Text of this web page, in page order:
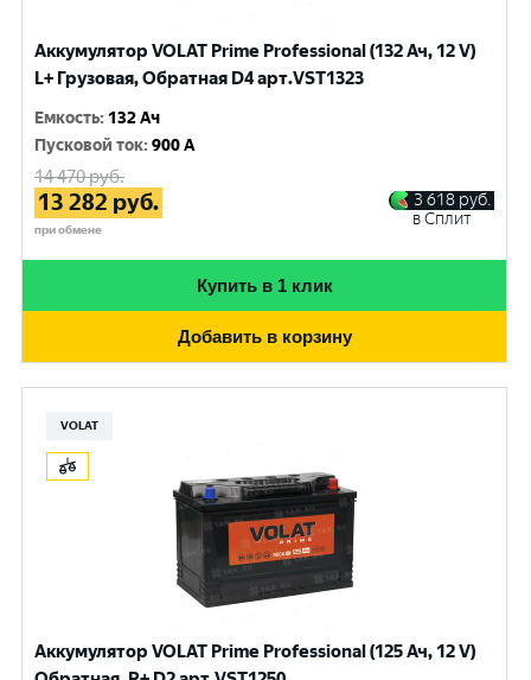
Аккумулятор VOLAT Prime Professional (132 Ач, 12 V)
L+ Грузовая, Обратная D4 арт.VST1323
Емкость: 132 Ач
Пусковой ток:900 A
14 470руб.
13 282 руб.
при обмене
3 618 руб.
в Сплит
Купить в 1 клик
Добавить в корзину
VOLAT
Аккумулятор VOLAT Prime Professional (125 Ач, 12 V)